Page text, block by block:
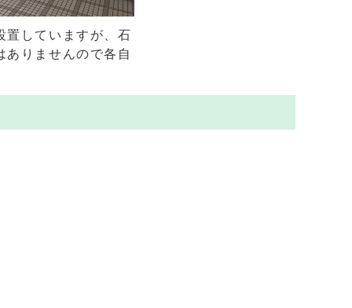
していますが、石
ありませんので各自